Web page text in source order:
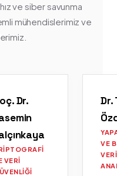
ve siber savunma
mühendislerimiz ve
Dr.
VERI
Dr.
VE
VERI